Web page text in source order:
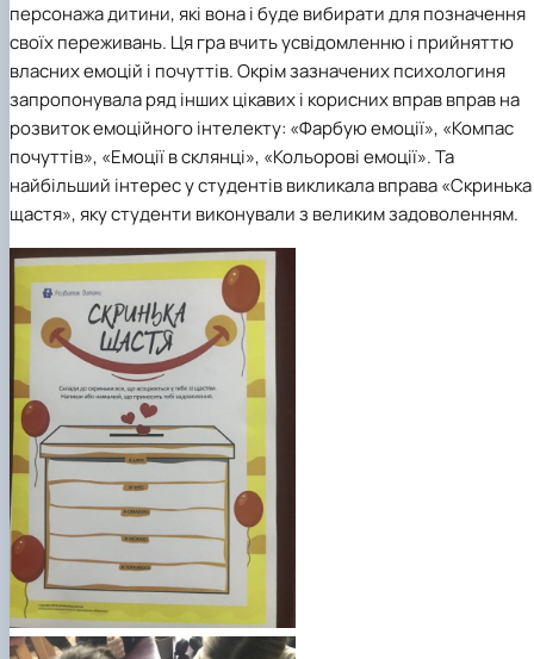
персонажа дитини, які вона і буде вибирати для позначення
своїх переживань. Ця гра вчить усвідомленню і прийняттю
власних емоцій і почуттів. Окрім зазначених психологиня
запропонувала ряд інших цікавих і корисних вправ вправ на
розвиток емоційного інтелекту: «Фарбую емоції», «Компас
почуттів», «Емоції в склянці», «Кольорові емоції». Та
найбільший інтерес у студентів викликала вправа «Скринька
щастя», яку студенти виконували з великим задоволенням.